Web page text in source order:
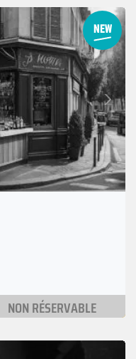
Suivant
NON RÉSERVABLE